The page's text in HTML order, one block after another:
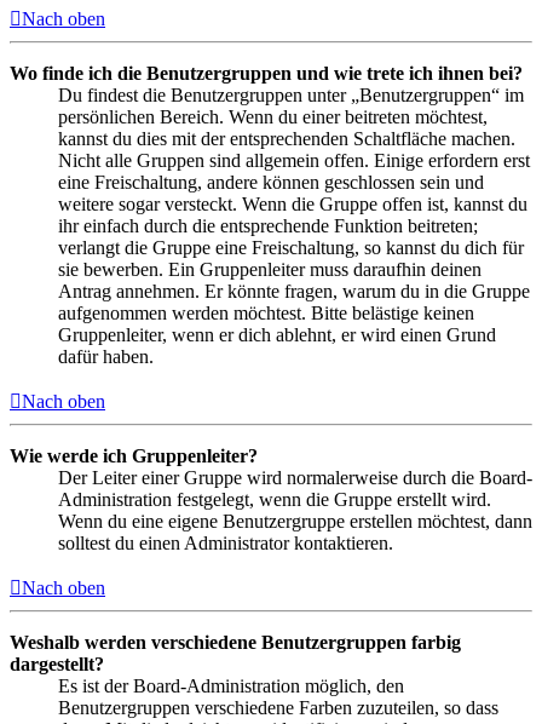
Nach oben
Wo finde ich die Benutzergruppen und wie trete ich ihnen bei?
Du findest die Benutzergruppen unter „Benutzergruppen“ im
persönlichen Bereich. Wenn du einer beitreten möchtest,
kannst du dies mit der entsprechenden Schaltfläche machen.
Nicht alle Gruppen sind allgemein offen. Einige erfordern erst
eine Freischaltung, andere können geschlossen sein und
weitere sogar versteckt. Wenn die Gruppe offen ist, kannst du
ihr einfach durch die entsprechende Funktion beitreten;
verlangt die Gruppe eine Freischaltung, so kannst du dich für
sie bewerben. Ein Gruppenleiter muss daraufhin deinen
Antrag annehmen. Er könnte fragen, warum du in die Gruppe
aufgenommen werden möchtest. Bitte belästige keinen
Gruppenleiter, wenn er dich ablehnt, er wird einen Grund
dafür haben.
Nach oben
Wie werde ich Gruppenleiter?
Der Leiter einer Gruppe wird normalerweise durch die Board-
Administration festgelegt, wenn die Gruppe erstellt wird.
Wenn du eine eigene Benutzergruppe erstellen möchtest, dann
solltest du einen Administrator kontaktieren.
Nach oben
Weshalb werden verschiedene Benutzergruppen farbig
dargestellt?
Es ist der Board-Administration möglich, den
Benutzergruppen verschiedene Farben zuzuteilen, so dass